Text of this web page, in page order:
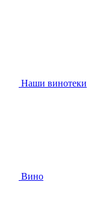
Наши винотеки
Вино